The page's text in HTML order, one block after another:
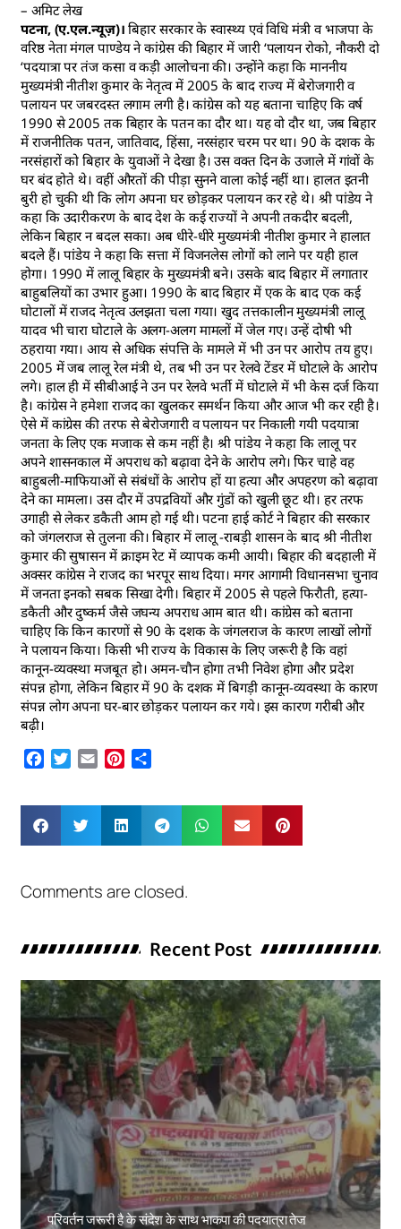
– अमिट लेख
पटना, (ए.एल.न्यूज़)। बिहार सरकार के स्वास्थ्य एवं विधि मंत्री व भाजपा के
वरिष्ठ नेता मंगल पाण्डेय ने कांग्रेस की बिहार में जारी ‘पलायन रोको, नौकरी दो
‘पदयात्रा पर तंज कसा व कड़ी आलोचना की। उन्होंने कहा कि माननीय
मुख्यमंत्री नीतीश कुमार के नेतृत्व में 2005 के बाद राज्य में बेरोजगारी व
पलायन पर जबरदस्त लगाम लगी है। कांग्रेस को यह बताना चाहिए कि वर्ष
1990 से 2005 तक बिहार के पतन का दौर था। यह वो दौर था, जब बिहार
में राजनीतिक पतन, जातिवाद, हिंसा, नरसंहार चरम पर था। 90 के दशक के
नरसंहारों को बिहार के युवाओं ने देखा है। उस वक्त दिन के उजाले में गांवों के
घर बंद होते थे। वहीं औरतों की पीड़ा सुनने वाला कोई नहीं था। हालत इतनी
बुरी हो चुकी थी कि लोग अपना घर छोड़कर पलायन कर रहे थे। श्री पांडेय ने
कहा कि उदारीकरण के बाद देश के कई राज्यों ने अपनी तकदीर बदली,
लेकिन बिहार न बदल सका। अब धीरे-धीरे मुख्यमंत्री नीतीश कुमार ने हालात
बदले हैं। पांडेय ने कहा कि सत्ता में विजनलेस लोगों को लाने पर यही हाल
होगा। 1990 में लालू बिहार के मुख्यमंत्री बने। उसके बाद बिहार में लगातार
बाहुबलियों का उभार हुआ। 1990 के बाद बिहार में एक के बाद एक कई
घोटालों में राजद नेतृत्व उलझता चला गया। खुद तत्तकालीन मुख्यमंत्री लालू
यादव भी चारा घोटाले के अलग-अलग मामलों में जेल गए। उन्हें दोषी भी
ठहराया गया। आय से अधिक संपत्ति के मामले में भी उन पर आरोप तय हुए।
2005 में जब लालू रेल मंत्री थे, तब भी उन पर रेलवे टेंडर में घोटाले के आरोप
लगे। हाल ही में सीबीआई ने उन पर रेलवे भर्ती में घोटाले में भी केस दर्ज किया
है। कांग्रेस ने हमेशा राजद का खुलकर समर्थन किया और आज भी कर रही है।
ऐसे में कांग्रेस की तरफ से बेरोजगारी व पलायन पर निकाली गयी पदयात्रा
जनता के लिए एक मजाक से कम नहीं है। श्री पांडेय ने कहा कि लालू पर
अपने शासनकाल में अपराध को बढ़ावा देने के आरोप लगे। फिर चाहे वह
बाहुबली-माफियाओं से संबंधों के आरोप हों या हत्या और अपहरण को बढ़ावा
देने का मामला। उस दौर में उपद्रवियों और गुंडों को खुली छूट थी। हर तरफ
उगाही से लेकर डकैती आम हो गई थी। पटना हाई कोर्ट ने बिहार की सरकार
को जंगलराज से तुलना की। बिहार में लालू -राबड़ी शासन के बाद श्री नीतीश
कुमार की सुषासन में क्राइम रेट में व्यापक कमी आयी। बिहार की बदहाली में
अक्सर कांग्रेस ने राजद का भरपूर साथ दिया। मगर आगामी विधानसभा चुनाव
में जनता इनको सबक सिखा देगी। बिहार में 2005 से पहले फिरौती, हत्या-
डकैती और दुष्कर्म जैसे जघन्य अपराध आम बात थी। कांग्रेस को बताना
चाहिए कि किन कारणों से 90 के दशक के जंगलराज के कारण लाखों लोगों
ने पलायन किया। किसी भी राज्य के विकास के लिए जरूरी है कि वहां
कानून-व्यवस्था मजबूत हो। अमन-चौन होगा तभी निवेश होगा और प्रदेश
संपन्न होगा, लेकिन बिहार में 90 के दशक में बिगड़ी कानून-व्यवस्था के कारण
संपन्न लोग अपना घर-बार छोड़कर पलायन कर गये। इस कारण गरीबी और
बढ़ी।
Facebook
Twitter
Email Pinterest
Comments are closed.
Recent Post
परिवर्तन जरूरी है के संदेश के साथ भाकपा की पदयात्रा तेज